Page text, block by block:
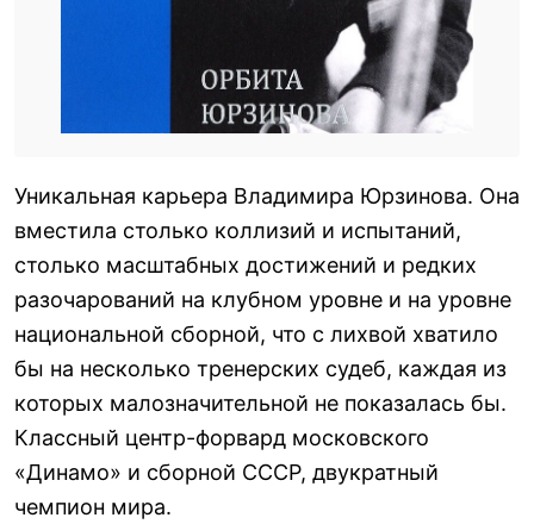
Уникальная карьера Владимира Юрзинова. Она
вместила столько коллизий и испытаний,
столько масштабных достижений и редких
разочарований на клубном уровне и на уровне
национальной сборной, что с лихвой хватило
бы на несколько тренерских судеб, каждая из
которых малозначительной не показалась бы.
Классный центр-форвард московского
«Динамо» и сборной СССР, двукратный
чемпион мира.